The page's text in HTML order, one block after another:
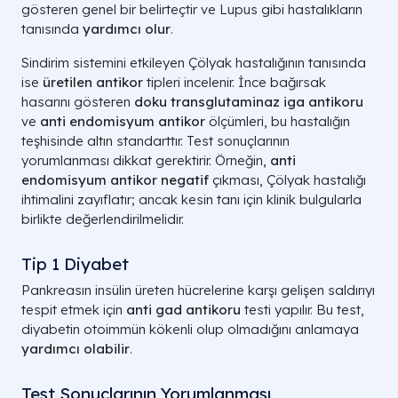
gösteren genel bir belirteçtir ve Lupus gibi hastalıkların
tanısında yardımcı olur.
Sindirim sistemini etkileyen Çölyak hastalığının tanısında
ise üretilen antikor tipleri incelenir. İnce bağırsak
hasarını gösteren doku transglutaminaz iga antikoru
ve anti endomisyum antikor ölçümleri, bu hastalığın
teşhisinde altın standarttır. Test sonuçlarının
yorumlanması dikkat gerektirir. Örneğin, anti
endomisyum antikor negatif çıkması, Çölyak hastalığı
ihtimalini zayıflatır; ancak kesin tanı için klinik bulgularla
birlikte değerlendirilmelidir.
Tip 1 Diyabet
Pankreasın insülin üreten hücrelerine karşı gelişen saldırıyı
tespit etmek için anti gad antikoru testi yapılır. Bu test,
diyabetin otoimmün kökenli olup olmadığını anlamaya
yardımcı olabilir.